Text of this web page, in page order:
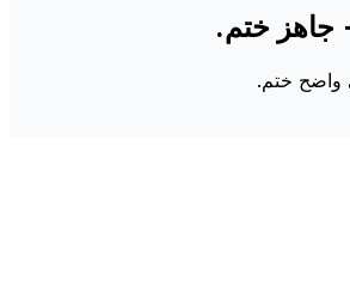
جاهز ختم.
واضح ختم.